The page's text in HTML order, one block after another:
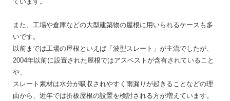
また、工場や倉庫などの大型建築物の屋根に用いられるケースも多
いです。
以前までは工場の屋根といえば「波型スレート」が主流でしたが、
2004年以前に設置された屋根ではアスベストが含有されていること
や、
スレート素材は水分が吸収されやすく雨漏りが起きることなどの理
由から、近年では折板屋根の設置を検討される方が増えています。